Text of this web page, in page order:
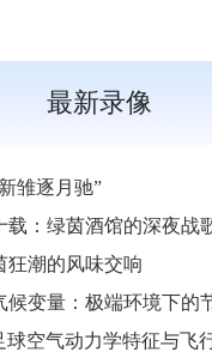
最新录像
雏逐月驰”
载：绿茵酒馆的深夜战
狂潮的风味交响
量：极端环境下的节奏博
特征与飞行轨迹调控机制——以2026世界杯